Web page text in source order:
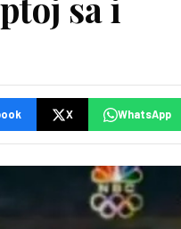
X WhatsApp